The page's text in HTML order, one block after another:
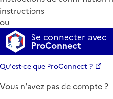
instructions
ou
Se connecter avec
ProConnect
Qu'est-ce que ProConnect ?
Vous n'avez pas de compte ?